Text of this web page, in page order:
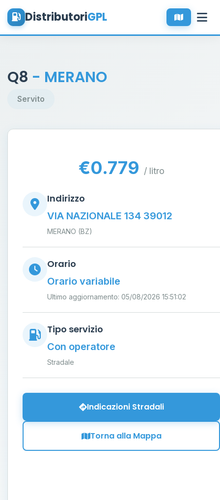
DistributoriGPL
Q8 - MERANO
Servito
€0.779 / litro
Indirizzo
VIA NAZIONALE 134 39012
MERANO (BZ)
Orario
Orario variabile
Ultimo aggiornamento: 05/08/2026 15:51:02
Tipo servizio
Con operatore
Stradale
Indicazioni Stradali
Torna alla Mappa